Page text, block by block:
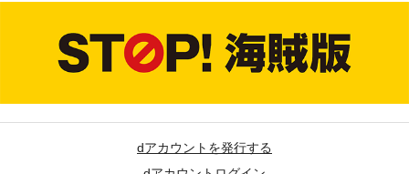
dアカウントを発行する